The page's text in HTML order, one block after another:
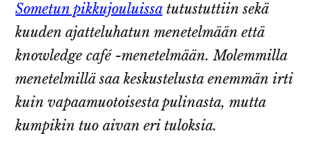
Sometun pikkujouluissatutustuttiin sekä
kuuden ajatteluhatun menetelmään että
knowledge café -menetelmään. Molemmilla
menetelmillä saa keskustelusta enemmän irti
kuin vapaamuotoisesta pulinasta, mutta
kumpikin tuo aivan eri tuloksia.